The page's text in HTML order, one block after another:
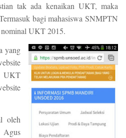
tak ada kenaikan UKT, maka
bagi mahasiswa SNMPTN
UKT 2015.
yang
UKT
oleh
Agus